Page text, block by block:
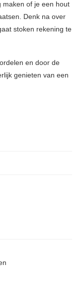
maken of je een hout
Denk na over
stoken rekening te
en door de
genieten van een